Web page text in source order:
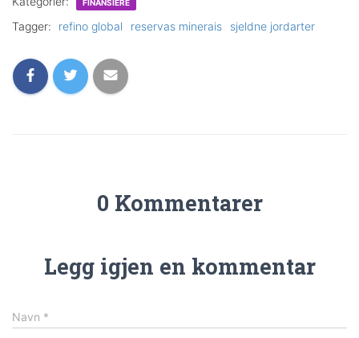
FINANSIERE
Tagger: refino global reservas minerais sjeldne jordarter
0 Kommentarer
Legg igjen en kommentar
Navn *